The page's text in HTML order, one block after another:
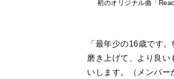
初のオリジナル曲「
「最年少の16歳です
磨き上げて、より良
いします。（メンバー